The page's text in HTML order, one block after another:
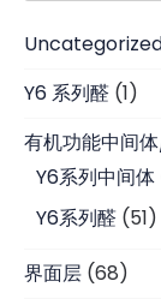
Y6 系列醛 11
有机功能中间
Y6系列中间体
Y6系列醛 5151
界面层 6868